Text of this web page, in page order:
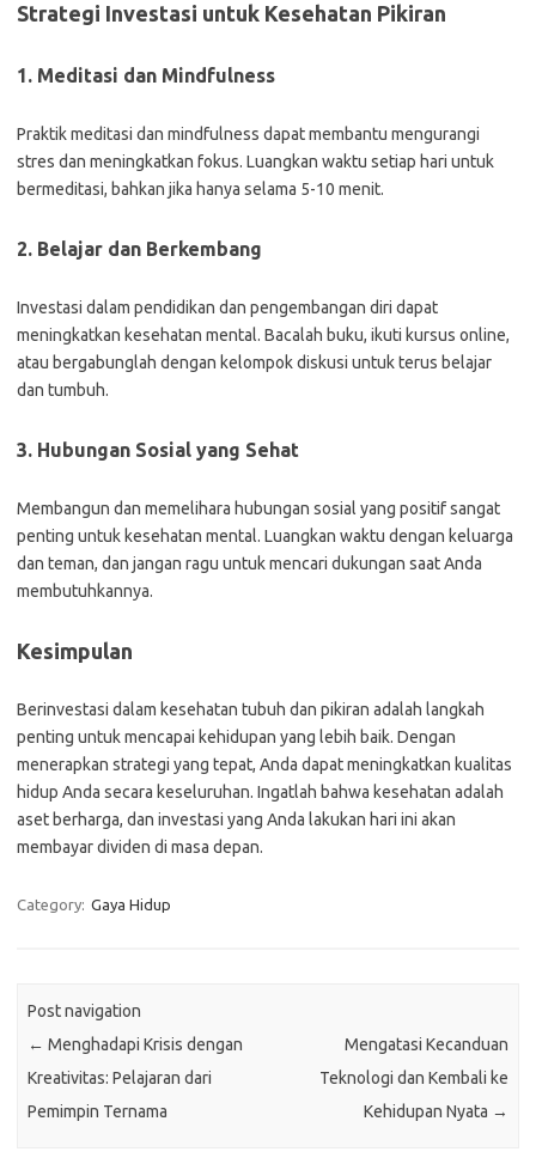
Strategi Investasi untuk Kesehatan Pikiran
1. Meditasi dan Mindfulness
Praktik meditasi dan mindfulness dapat membantu mengurangi
stres dan meningkatkan fokus. Luangkan waktu setiap hari untuk
bermeditasi, bahkan jika hanya selama 5-10 menit.
2. Belajar dan Berkembang
Investasi dalam pendidikan dan pengembangan diri dapat
meningkatkan kesehatan mental. Bacalah buku, ikuti kursus online,
atau bergabunglah dengan kelompok diskusi untuk terus belajar
dan tumbuh.
3. Hubungan Sosial yang Sehat
Membangun dan memelihara hubungan sosial yang positif sangat
penting untuk kesehatan mental. Luangkan waktu dengan keluarga
dan teman, dan jangan ragu untuk mencari dukungan saat Anda
membutuhkannya.
Kesimpulan
Berinvestasi dalam kesehatan tubuh dan pikiran adalah langkah
penting untuk mencapai kehidupan yang lebih baik. Dengan
menerapkan strategi yang tepat, Anda dapat meningkatkan kualitas
hidup Anda secara keseluruhan. Ingatlah bahwa kesehatan adalah
aset berharga, dan investasi yang Anda lakukan hari ini akan
membayar dividen di masa depan.
Category: Gaya Hidup
Post navigation
← Menghadapi Krisis dengan
Kreativitas: Pelajaran dari
Pemimpin Ternama
Mengatasi Kecanduan
Teknologi dan Kembali ke
Kehidupan Nyata →